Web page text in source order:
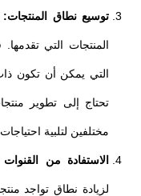
توسيع نطاق المنتجات:
المنتجات التي
التي يمكن أن تكون
تحتاج إلى تطوير
مختلفين لتلبية
الاستفادة من القنوات
لزيادة نطاق تواجد